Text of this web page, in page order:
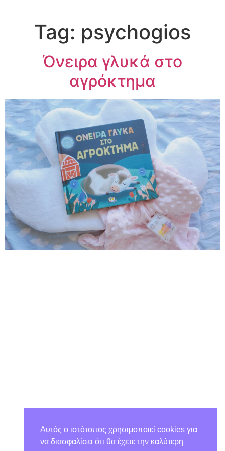
Tag: psychogios
Όνειρα γλυκά στο
αγρόκτημα
Αυτός ο ιστότοπος χρησιμοποιεί cookies για
να διασφαλίσει ότι θα έχετε την καλύτερη